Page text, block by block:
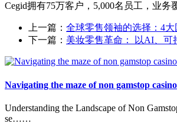
Cegid拥有75万客户，5,000名员工，业务
上一篇： 全球零售领袖的选择：4
下一篇： 美妆零售革命： 以AI、可
Navigating the maze of non gamstop
Understanding the Landscape of Non
se……